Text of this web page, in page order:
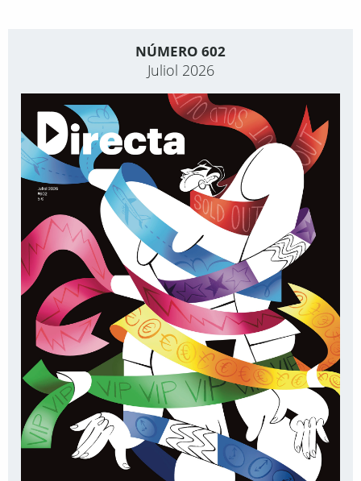
NÚMERO 602
Juliol 2026